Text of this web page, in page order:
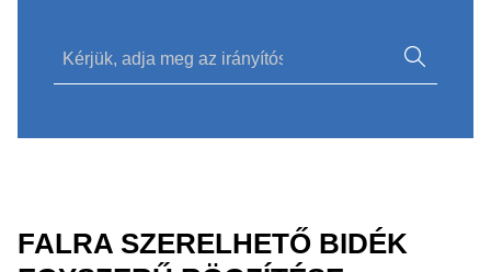
FALRA SZERELHETŐ BIDÉK